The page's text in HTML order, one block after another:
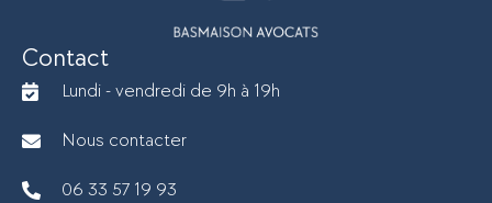
Contact
Lundi - vendredi de 9h à 19h
Nous contacter
06 33 57 19 93